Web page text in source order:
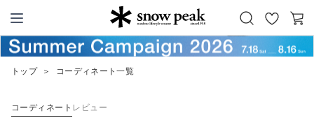
Snow Peak
お
気
カ
ー
トップ ＞ コーディネート一覧
コーディネート レビュー